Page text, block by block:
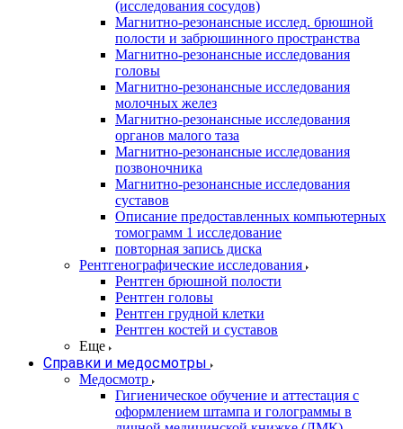
(исследования сосудов)
Магнитно-резонансные исслед. брюшной
полости и забрюшинного пространства
Магнитно-резонансные исследования
головы
Магнитно-резонансные исследования
молочных желез
Магнитно-резонансные исследования
органов малого таза
Магнитно-резонансные исследования
позвоночника
Магнитно-резонансные исследования
суставов
Описание предоставленных компьютерных
томограмм 1 исследование
повторная запись диска
Рентгенографические исследования
Рентген брюшной полости
Рентген головы
Рентген грудной клетки
Рентген костей и суставов
Еще
Справки и медосмотры
Медосмотр
Гигиеническое обучение и аттестация с
оформлением штампа и голограммы в